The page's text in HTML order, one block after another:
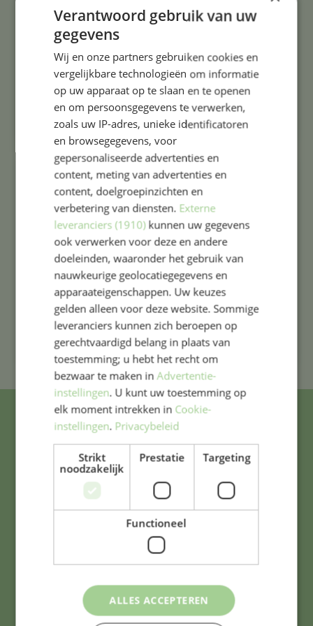
activeringscode waarmee u zichzelf en uw
kind kunt aanmelden. Op één account kunt u
meerdere kinderen toevoegen.
Daarnaast zijn ook alle schoolactiviteiten,
studiedagen en vakantie in Parro ingepland
Adres & contact
Westergracht 3
2013 ZJ Haarlem
bavo@bavoschool.nl
Verantwoord gebruik van uw
gegevens
Wij en onze partners gebruiken cookies en
vergelijkbare technologieën om informatie
op uw apparaat op te slaan en te openen
en om persoonsgegevens te verwerken,
zoals uw IP-adres, unieke identificatoren
en browsegegevens, voor
gepersonaliseerde advertenties en
content, meting van advertenties en
content, doelgroepinzichten en
verbetering van diensten. Externe
leveranciers (1910)kunnen uw gegevens
ook verwerken voor deze en andere
doeleinden, waaronder het gebruik van
nauwkeurige geolocatiegegevens en
apparaateigenschappen. Uw keuzes
gelden alleen voor deze website. Sommige
leveranciers kunnen zich beroepen op
gerechtvaardigd belang in plaats van
toestemming; u hebt het recht om
bezwaar te maken inAdvertentie-
instellingen. U kunt uw toestemming op
elk moment intrekken in Cookie-
instellingen. Privacybeleid
Strikt
noodzakelijk
Prestatie Targeting
Functioneel
ALLES ACCEPTEREN